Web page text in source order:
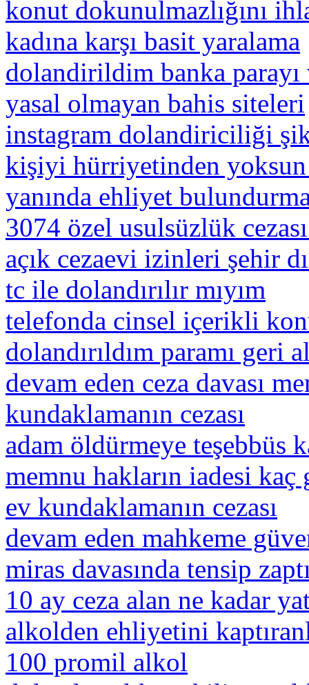
konut dokunulmazlığını
kadına karşı basit yaralama
dolandirildim banka
yasal olmayan bahis siteleri
instagram dolandiriciliği
kişiyi hürriyetinden
yanında ehliyet
3074 özel usulsüzlük
açık cezaevi izinleri şehir
tc ile dolandırılır mıyım
telefonda cinsel içerikli
dolandırıldım paramı geri
devam eden ceza davası
kundaklamanın cezası
adam öldürmeye teşebbüs
memnu hakların iadesi kaç
ev kundaklamanın cezası
devam eden mahkeme
miras davasında tensip
10 ay ceza alan ne kadar
alkolden ehliyetini
100 promil alkol